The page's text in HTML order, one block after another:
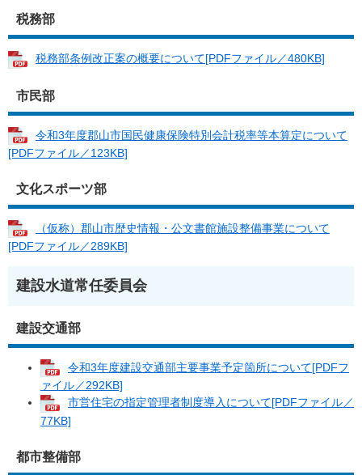
税務部
税務部条例改正案の概要について[PDFファイル／480KB]
市民部
令和3年度郡山市国民健康保険特別会計税率等本算定について
[PDFファイル／123KB]
文化スポーツ部
（仮称）郡山市歴史情報・公文書館施設整備事業について
[PDFファイル／289KB]
建設水道常任委員会
建設交通部
令和3年度建設交通部主要事業予定箇所について[PDFフ
ァイル／292KB]
市営住宅の指定管理者制度導入について[PDFファイル／
77KB]
都市整備部